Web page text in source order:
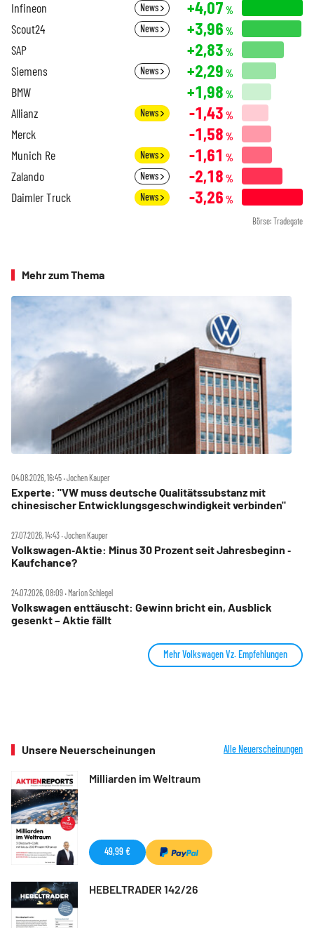
Infineon News +4,07 %
Scout24 News +3,96 %
SAP +2,83 %
Siemens News +2,29 %
BMW +1,98 %
Allianz News -1,43 %
Merck -1,58 %
Munich Re News -1,61 %
Zalando News -2,18 %
Daimler Truck News -3,26 %
Börse: Tradegate
Mehr zum Thema
04.08.2026, 16:45 ‧ Jochen Kauper
Experte: "VW muss deutsche Qualitätssubstanz mit
chinesischer Entwicklungsgeschwindigkeit verbinden"
27.07.2026, 14:43 ‧ Jochen Kauper
Volkswagen‑Aktie: Minus 30 Prozent seit Jahresbeginn ‑
Kaufchance?
24.07.2026, 08:09 ‧ Marion Schlegel
Volkswagen enttäuscht: Gewinn bricht ein, Ausblick
gesenkt – Aktie fällt
Mehr Volkswagen Vz. Empfehlungen
Unsere Neuerscheinungen Alle Neuerscheinungen
Milliarden im Weltraum
49,99 €
HEBELTRADER 142/26